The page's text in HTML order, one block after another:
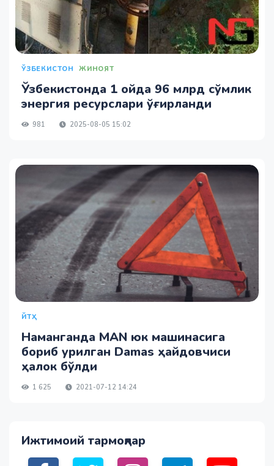
ЎЗБЕКИСТОН ЖИНОЯТ
Ўзбекистонда 1 ойда 96 млрд сўмлик
энергия ресурслари ўғирланди
981 2025-08-05 15:02
ЙТҲ
Наманганда MAN юк машинасига
бориб урилган Damas ҳайдовчиси
ҳалок бўлди
1 625 2021-07-12 14:24
Ижтимоий тармоқлар